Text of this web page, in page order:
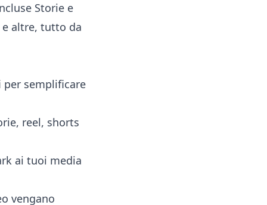
Storie e
e altre, tutto da
per semplificare
reel, shorts
ai tuoi media
vengano